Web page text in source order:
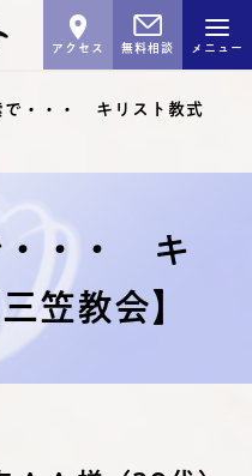
メニュー
無料相談
アクセス
で・・・ キリスト教式
・・・ キ
笠教会】